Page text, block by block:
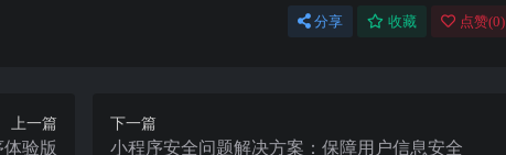
分享 收藏 点赞(0)
上一篇
验版
下一篇
小程序安全问题解决方案：保障用户信息安全